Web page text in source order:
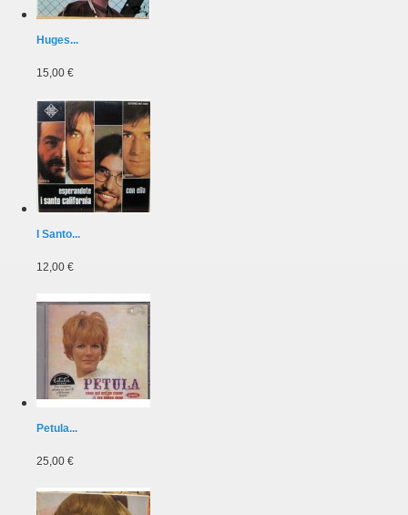
Huges...
15,00 €
I Santo...
12,00 €
Petula...
25,00 €